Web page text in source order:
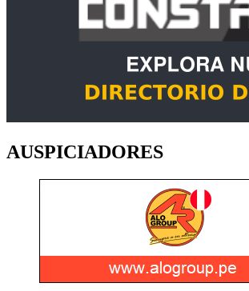
AUSPICIADORES